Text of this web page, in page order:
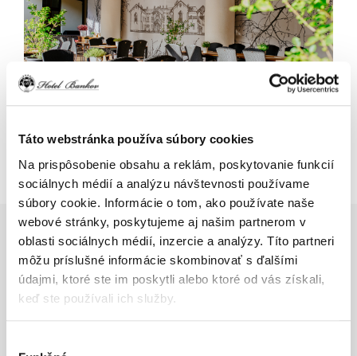
Táto webstránka používa súbory cookies
Na prispôsobenie obsahu a reklám, poskytovanie funkcií
sociálnych médií a analýzu návštevnosti používame
súbory cookie. Informácie o tom, ako používate naše
webové stránky, poskytujeme aj našim partnerom v
oblasti sociálnych médií, inzercie a analýzy. Títo partneri
môžu príslušné informácie skombinovať s ďalšími
údajmi, ktoré ste im poskytli alebo ktoré od vás získali,
keď ste používali ich služby.
Obrázok
GARDEN RESTAURANT
Obrázok